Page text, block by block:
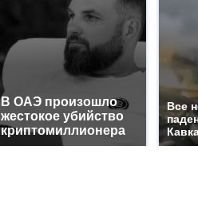
В ОАЭ произошло
жестокое убийство
криптомиллионера
Все